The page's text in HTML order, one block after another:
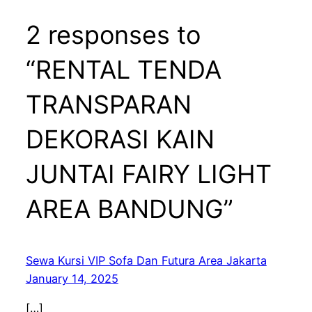
2 responses to
“RENTAL TENDA
TRANSPARAN
DEKORASI KAIN
JUNTAI FAIRY LIGHT
AREA BANDUNG”
Sewa Kursi VIP Sofa Dan Futura Area Jakarta
January 14, 2025
[…]